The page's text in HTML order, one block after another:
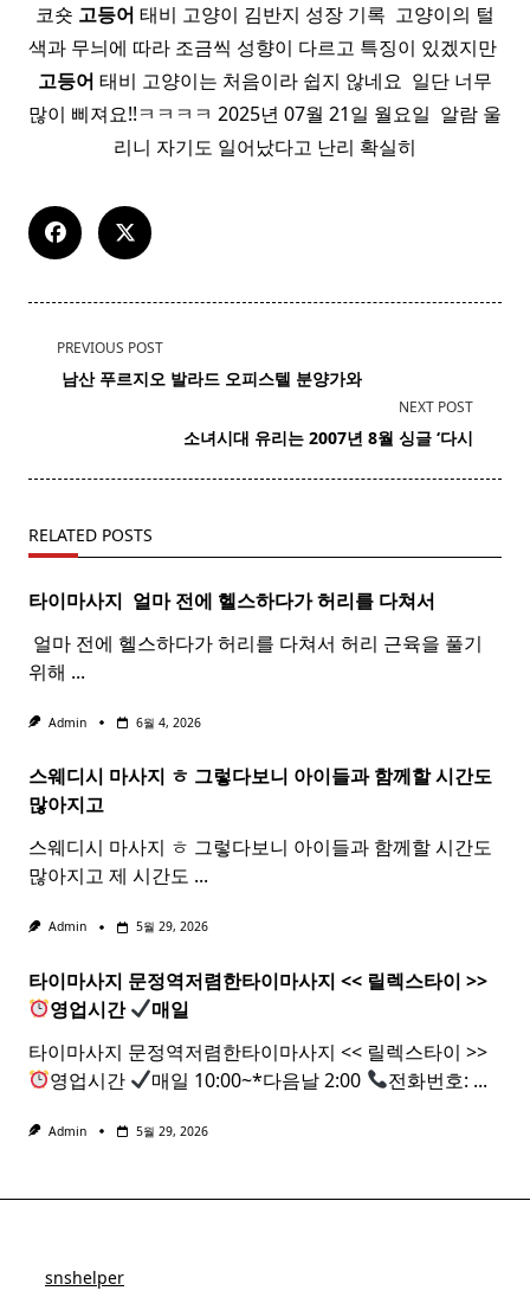
코숏 고등어 태비 고양이 김반지 성장 기록 ​ 고양이의 털
색과 무늬에 따라 조금씩 성향이 다르고 특징이 있겠지만 ​
고등어 태비 고양이는 처음이라 쉽지 않네요 ​ 일단 너무
많이 삐져요!!ㅋㅋㅋㅋ 2025년 07월 21일 월요일 ​ 알람 울
리니 자기도 일어났다고 난리 확실히
<span
class="nav-
text">Page</span>
PREVIOUS POST
​ 남산 푸르지오 발라드 오피스텔 분양가와
NEXT POST
소녀시대 유리는 2007년 8월 싱글 ‘다시
RELATED POSTS
타이마사지 ​ 얼마 전에 헬스하다가 허리를 다쳐서
​ 얼마 전에 헬스하다가 허리를 다쳐서 허리 근육을 풀기
위해 ...
Admin 6월 4, 2026
스웨디시 마사지 ㅎ 그렇다보니 아이들과 함께할 시간도
많아지고
스웨디시 마사지 ㅎ 그렇다보니 아이들과 함께할 시간도
많아지고 제 시간도 ...
Admin 5월 29, 2026
타이마사지 문정역저렴한타이마사지 << 릴렉스타이 >>
영업시간
매일
타이마사지 문정역저렴한타이마사지 << 릴렉스타이 >>
영업시간
매일 10:00~*다음날 2:00 전화번호: ...
Admin 5월 29, 2026
snshelper